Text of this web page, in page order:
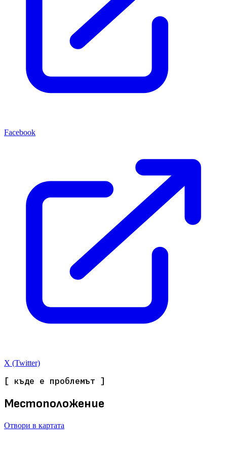
Facebook
X (Twitter)
[ къде е проблемът ]
Местоположение
Отвори в картата